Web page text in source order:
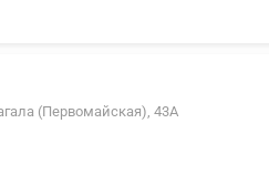
(Первомайская), 43А